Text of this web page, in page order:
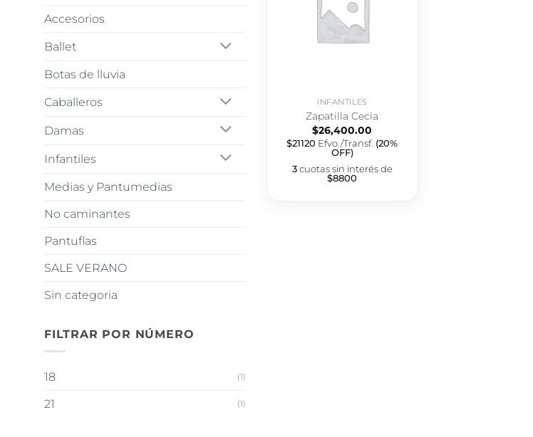
Accesorios
Ballet
Botas de lluvia
Caballeros
Damas
Infantiles
Medias y Pantumedias
No caminantes
Pantuflas
SALE VERANO
Sin categoria
FILTRAR POR NÚMERO
18 (1)
21 (1)
INFANTILES
Zapatilla Cecia
$26,400.00
$21120 Efvo./Transf. (20%
OFF)
3cuotas sin interés de
$8800